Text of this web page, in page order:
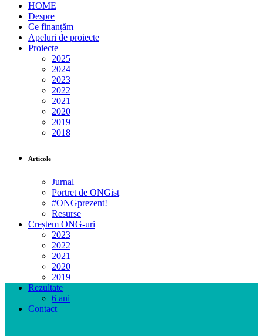
HOME
Despre
Ce finanțăm
Apeluri de proiecte
Proiecte
2025
2024
2023
2022
2021
2020
2019
2018
Articole
Jurnal
Portret de ONGist
#ONGprezent!
Resurse
Creștem ONG-uri
2023
2022
2021
2020
2019
Rezultate
6 ani
Contact